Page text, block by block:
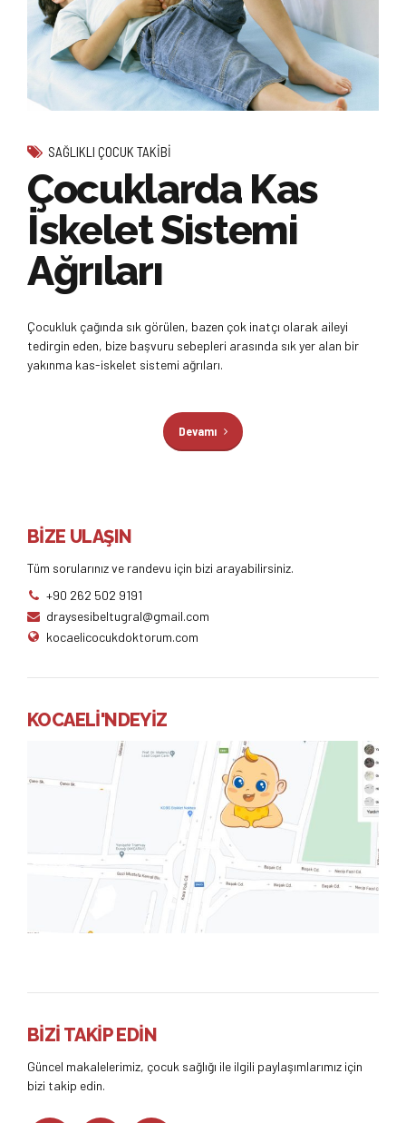
SAĞLIKLI ÇOCUK TAKIBI
Çocuklarda Kas
İskelet Sistemi
Ağrıları
Çocukluk çağında sık görülen, bazen çok inatçı olarak aileyi
tedirgin eden, bize başvuru sebepleri arasında sık yer alan bir
yakınma kas-iskelet sistemi ağrıları.
Devamı
BİZE ULAŞIN
Tüm sorularınız ve randevu için bizi arayabilirsiniz.
+90 262 502 9191
draysesibeltugral@gmail.com
kocaelicocukdoktorum.com
KOCAELİ'NDEYİZ
BİZİ TAKİP EDİN
Güncel makalelerimiz, çocuk sağlığı ile ilgili paylaşımlarımız için
bizi takip edin.